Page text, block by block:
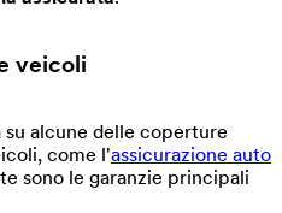
veicoli
alcune delle coperture
come l'assicurazione auto
sono le garanzie principali